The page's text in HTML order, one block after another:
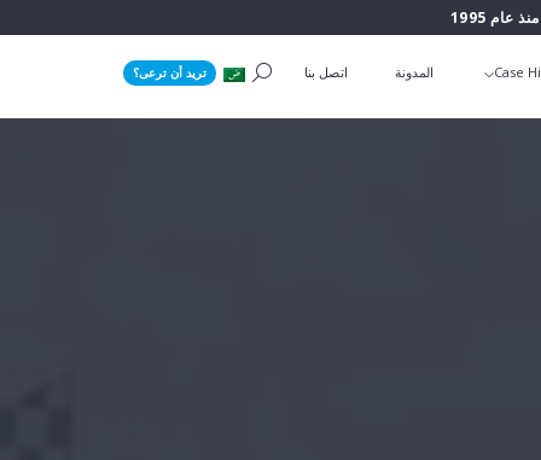
منذ عام 1995
Case المدونة اتصل بنا تريد أن ترعى؟